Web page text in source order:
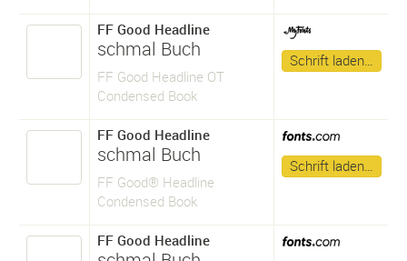
FF Good Headline
schmal Buch
FF Good Headline OT
Condensed Book
Schrift laden…
FF Good Headline
schmal Buch
FF Good® Headline
Condensed Book
Schrift laden…
FF Good Headline